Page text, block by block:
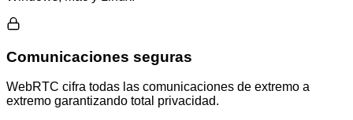
Comunicaciones seguras
WebRTC cifra todas las comunicaciones de extremo a
extremo garantizando total privacidad.